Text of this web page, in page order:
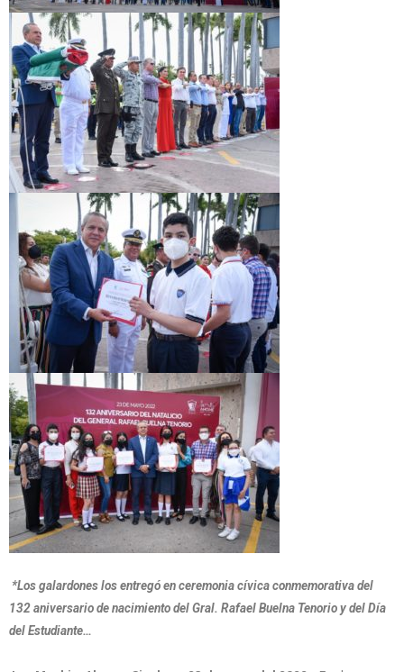
*Los galardones los entregó en ceremonia cívica conmemorativa del
132 aniversario de nacimiento del Gral. Rafael Buelna Tenorio y del Día
del Estudiante…